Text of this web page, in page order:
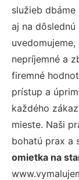
služieb
aj na
nepríjemné a
firemné
prístup a
každého
mieste. Naši
bohatú prax a
omietka na